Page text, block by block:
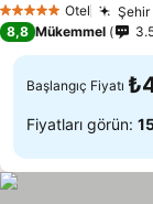
5 Yıldız Otel Şehir
8,8 Mükemmel
Başlangıç Fiyatı
Fiyatları görün: